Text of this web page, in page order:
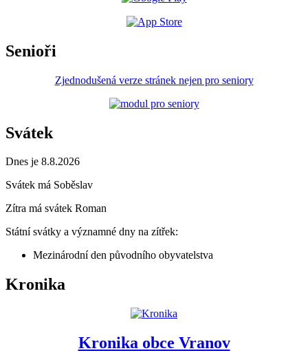
Senioři
Zjednodušená verze stránek nejen pro seniory
Svátek
Dnes je 8.8.2026
Svátek má Soběslav
Zítra má svátek Roman
Státní svátky a významné dny na zítřek:
Mezinárodní den původního obyvatelstva
Kronika
Kronika obce Vranov